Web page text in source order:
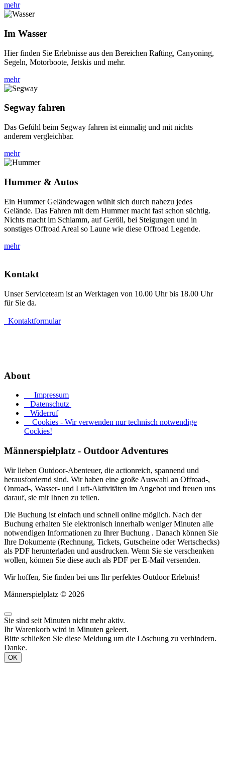
mehr
Im Wasser
Hier finden Sie Erlebnisse aus den Bereichen Rafting, Canyoning,
Segeln, Motorboote, Jetskis und mehr.
mehr
Segway fahren
Das Gefühl beim Segway fahren ist einmalig und mit nichts
anderem vergleichbar.
mehr
Hummer & Autos
Ein Hummer Geländewagen wühlt sich durch nahezu jedes
Gelände. Das Fahren mit dem Hummer macht fast schon süchtig.
Nichts macht im Schlamm, auf Geröll, bei Steigungen und in
sonstiges Offroad Areal so Laune wie diese Offroad Legende.
mehr
Kontakt
Unser Serviceteam ist an Werktagen von 10.00 Uhr bis 18.00 Uhr
für Sie da.
Kontaktformular
About
Impressum
Datenschutz
Widerruf
Cookies - Wir verwenden nur technisch notwendige
Cockies!
Männerspielplatz - Outdoor Adventures
Wir lieben Outdoor-Abenteuer, die actionreich, spannend und
herausfordernd sind. Wir haben eine große Auswahl an Offroad-,
Onroad-, Wasser- und Luft-Aktivitäten im Angebot und freuen uns
darauf, sie mit Ihnen zu teilen.
Die Buchung ist einfach und schnell online möglich. Nach der
Buchung erhalten Sie elektronisch innerhalb weniger Minuten alle
notwendigen Informationen zu Ihrer Buchung . Danach können Sie
Ihre Dokumente (Rechnung, Tickets, Gutscheine oder Wertschecks)
als PDF herunterladen und ausdrucken. Wenn Sie sie verschenken
wollen, können Sie diese auch als PDF per E-Mail versenden.
Wir hoffen, Sie finden bei uns Ihr perfektes Outdoor Erlebnis!
Männerspielplatz © 2026
Sie sind seit Minuten nicht mehr aktiv.
Ihr Warenkorb wird in Minuten geleert.
Bitte schließen Sie diese Meldung um die Löschung zu verhindern.
Danke.
OK